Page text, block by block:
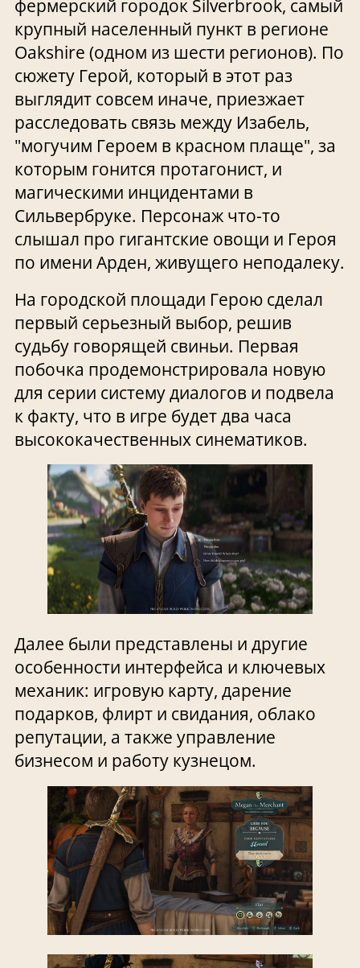
фермерский городок Silverbrook, самый
крупный населенный пункт в регионе
Oakshire (одном из шести регионов). По
сюжету Герой, который в этот раз
выглядит совсем иначе, приезжает
расследовать связь между Изабель,
"могучим Героем в красном плаще", за
которым гонится протагонист, и
магическими инцидентами в
Сильвербруке. Персонаж что-то
слышал про гигантские овощи и Героя
по имени Арден, живущего неподалеку.
На городской площади Герою сделал
первый серьезный выбор, решив
судьбу говорящей свиньи. Первая
побочка продемонстрировала новую
для серии систему диалогов и подвела
к факту, что в игре будет два часа
высококачественных синематиков.
Далее были представлены и другие
особенности интерфейса и ключевых
механик: игровую карту, дарение
подарков, флирт и свидания, облако
репутации, а также управление
бизнесом и работу кузнецом.